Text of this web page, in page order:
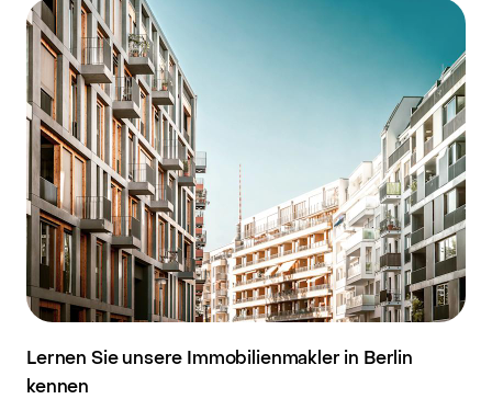
Lernen Sie unsere Immobilienmakler in Berlin
kennen